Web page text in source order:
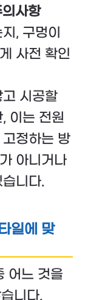
사항
, 구멍이
사전 확인
시공할
이는 전원
정하는 방
아니거나
니다.
일에 맞
어느 것을
니다.